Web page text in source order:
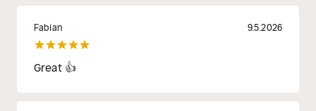
Fabian 9.5.2026
Great 👍